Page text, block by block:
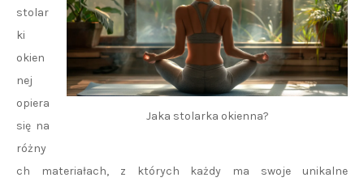
Jaka stolarka okienna?
stolar
ki
okien
nej
opiera
się na
różny
ch materiałach, z których każdy ma swoje unikalne